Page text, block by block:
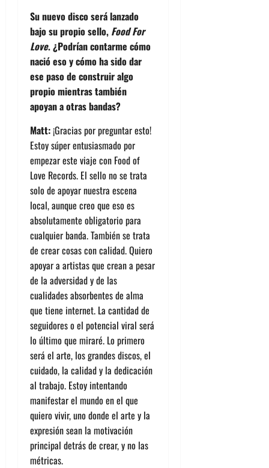
Su nuevo disco será lanzado
bajo su propio sello, Food For
Love. ¿Podrían contarme cómo
nació eso y cómo ha sido dar
ese paso de construir algo
propio mientras también
apoyan a otras bandas?
Matt:¡Gracias por preguntar esto!
Estoy súper entusiasmado por
empezar este viaje con Food of
Love Records. El sello no se trata
solo de apoyar nuestra escena
local, aunque creo que eso es
absolutamente obligatorio para
cualquier banda. También se trata
de crear cosas con calidad. Quiero
apoyar a artistas que crean a pesar
de la adversidad y de las
cualidades absorbentes de alma
que tiene internet. La cantidad de
seguidores o el potencial viral será
lo último que miraré. Lo primero
será el arte, los grandes discos, el
cuidado, la calidad y la dedicación
al trabajo. Estoy intentando
manifestar el mundo en el que
quiero vivir, uno donde el arte y la
expresión sean la motivación
principal detrás de crear, y no las
métricas.